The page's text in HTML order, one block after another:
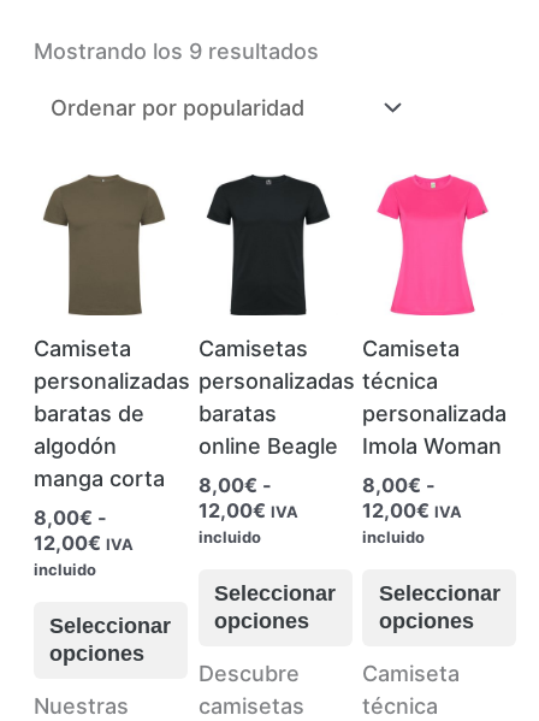
Mostrando los 9 resultadosOrdenado
Camiseta
personalizadas
baratas de
algodón
manga corta
8,00€ -
12,00€Rango
desde
8,00€
hasta
IVA
incluido
Seleccionar
opciones
Este
Nuestras
Camisetas
personalizadas
baratas
online Beagle
8,00€ -
12,00€Rango
desde
8,00€
hasta
12,00€
IVA
incluido
Seleccionar
opciones
Este
producto
Descubre
camisetas
Camiseta
técnica
personalizada
Imola Woman
8,00€ -
12,00€ Rango
desde
8,00€
hasta
12,00€
IVA
incluido
Seleccionar
opciones
Este
producto
Camiseta
técnica